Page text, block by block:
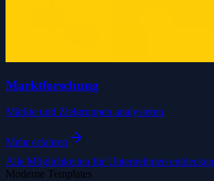
Marktforschung
Märkte und Zielgruppen analysieren
Mehr erfahren
Alle Möglichkeiten für Unternehmen entdecken
Moderne Templates